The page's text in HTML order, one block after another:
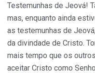
Testemunhas de Jeová!
mas, enquanto ainda
as testemunhas de
da divindade de Cristo.
mais tempo que os
aceitar Cristo como